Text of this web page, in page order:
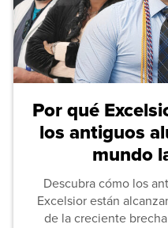
Por qué
los antiguos
mundo
Descubra cómo los
Excelsior están
de la creciente